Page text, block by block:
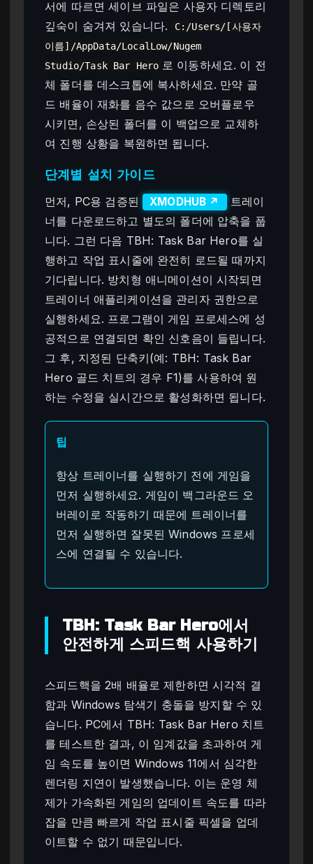
서에 따르면 세이브 파일은 사용자 디렉토리
깊숙이 숨겨져 있습니다.
C:/Users/[사용자
이름]/AppData/LocalLow/Nugem
Studio/Task Bar Hero 로 이동하세요. 이 전
체 폴더를 데스크톱에 복사하세요. 만약 골
드 배율이 재화를 음수 값으로 오버플로우
시키면, 손상된 폴더를 이 백업으로 교체하
여 진행 상황을 복원하면 됩니다.
단계별 설치 가이드
먼저, PC용 검증된 XMODHUB ↗
트레이
너를 다운로드하고 별도의 폴더에 압축을 풉
니다. 그런 다음 TBH: Task Bar Hero를 실
행하고 작업 표시줄에 완전히 로드될 때까지
기다립니다. 방치형 애니메이션이 시작되면
트레이너 애플리케이션을 관리자 권한으로
실행하세요. 프로그램이 게임 프로세스에 성
공적으로 연결되면 확인 신호음이 들립니다.
그 후, 지정된 단축키(예: TBH: Task Bar
Hero 골드 치트의 경우 F1)를 사용하여 원
하는 수정을 실시간으로 활성화하면 됩니다.
팁
항상 트레이너를 실행하기 전에 게임을
먼저 실행하세요. 게임이 백그라운드 오
버레이로 작동하기 때문에 트레이너를
먼저 실행하면 잘못된 Windows 프로세
스에 연결될 수 있습니다.
TBH: Task Bar Hero에서
안전하게 스피드핵 사용하기
스피드핵을 2배 배율로 제한하면 시각적 결
함과 Windows 탐색기 충돌을 방지할 수 있
습니다. PC에서 TBH: Task Bar Hero 치트
를 테스트한 결과, 이 임계값을 초과하여 게
임 속도를 높이면 Windows 11에서 심각한
렌더링 지연이 발생했습니다. 이는 운영 체
제가 가속화된 게임의 업데이트 속도를 따라
잡을 만큼 빠르게 작업 표시줄 픽셀을 업데
이트할 수 없기 때문입니다.